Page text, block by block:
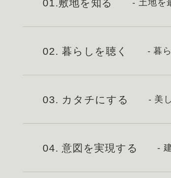
01.敷地を知る - 土地を
02. 暮らしを聴く - 暮
03. カタチにする - 美
04. 意図を実現する -